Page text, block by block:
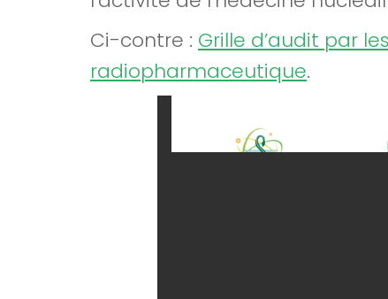
Ci-contre : Grille d’audit par
radiopharmaceutique.